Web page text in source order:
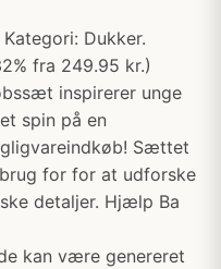
Dukker.
fra 249.95 kr.)
inspirerer unge
spin på en
Sættet
for for at udforske
detaljer. Hjælp Ba
kan være genereret